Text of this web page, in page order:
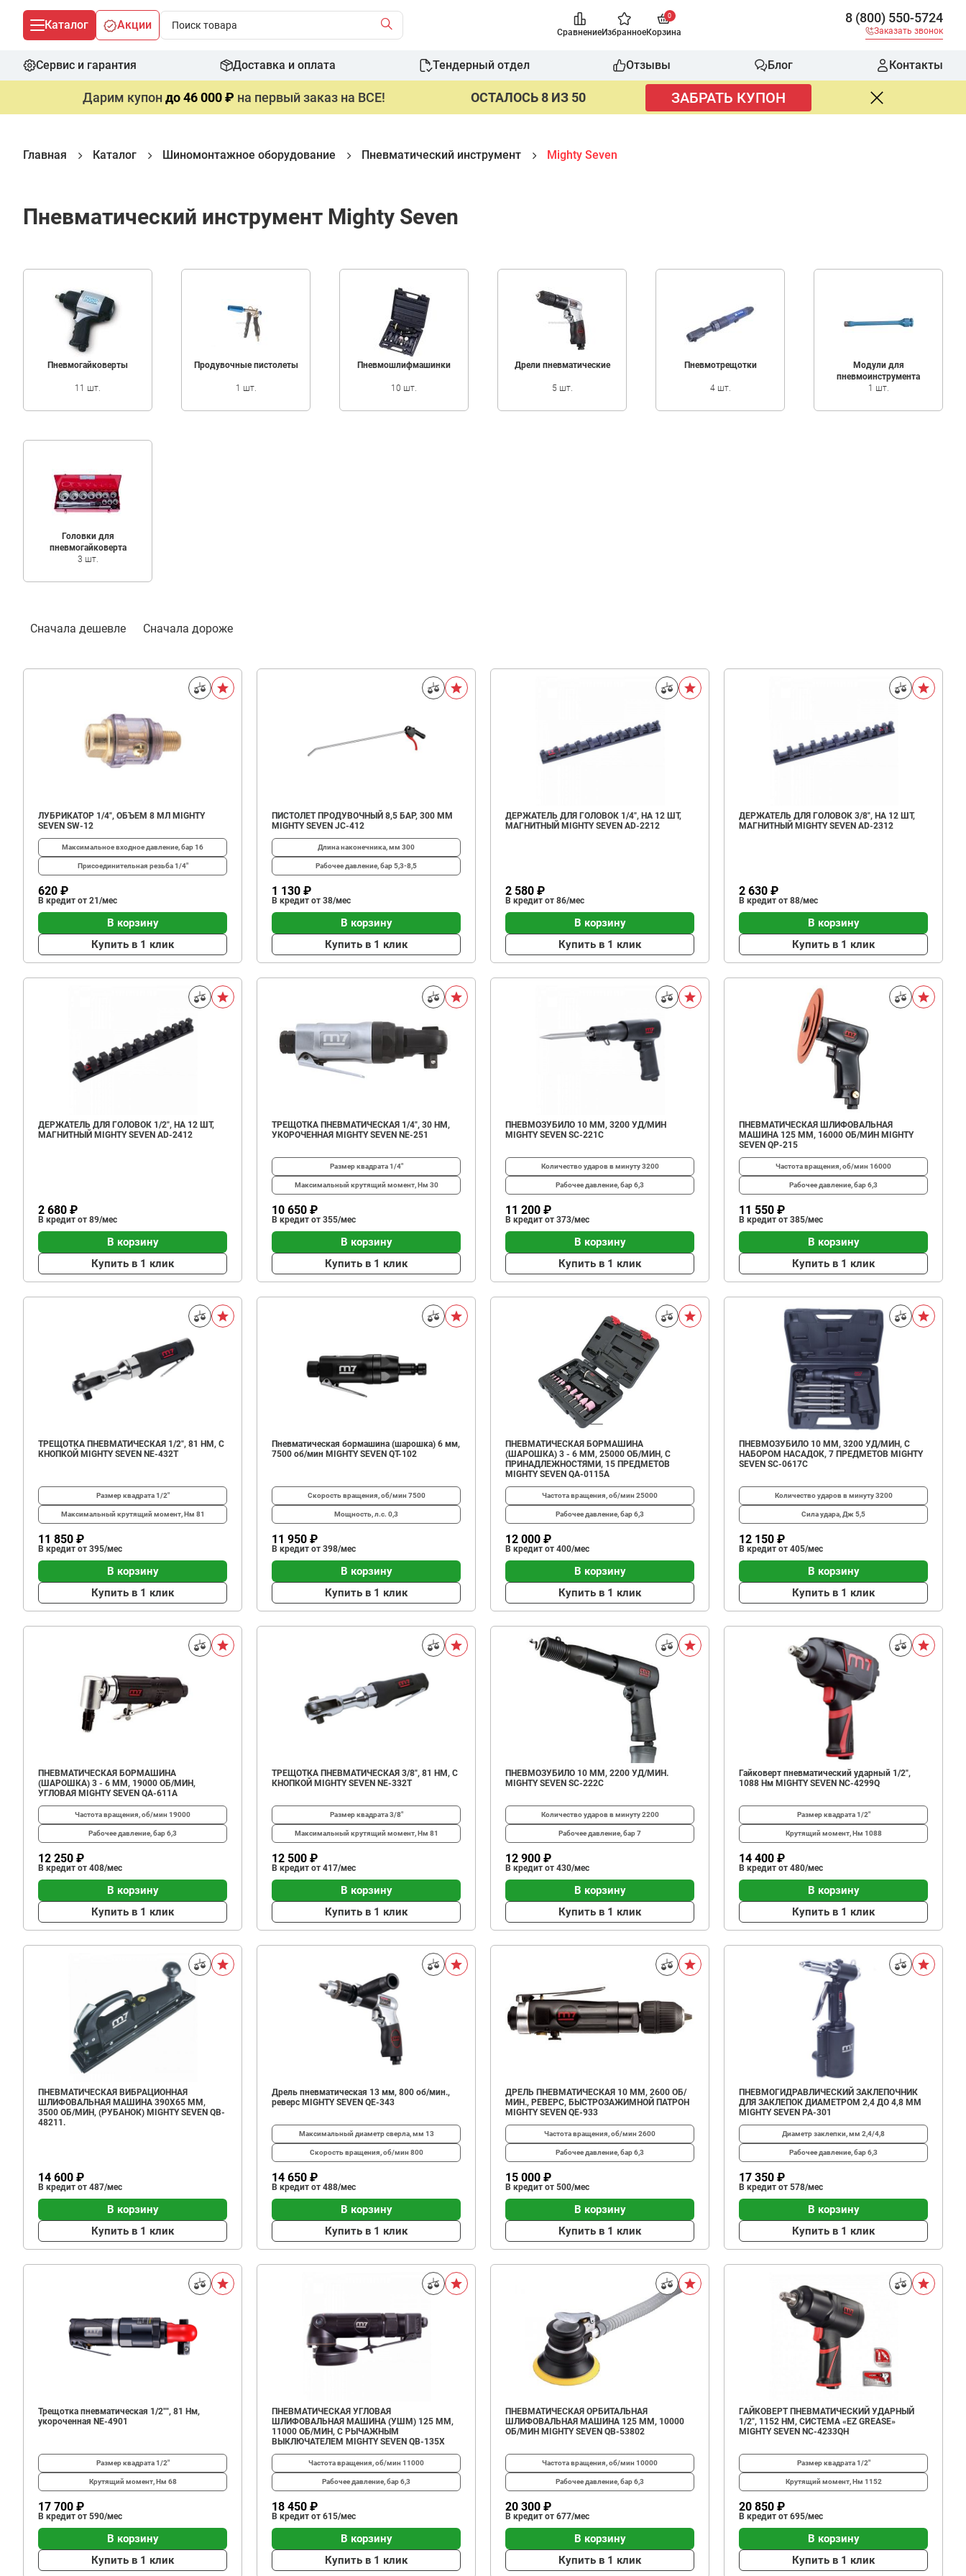
Каталог Акции
СравнениеИзбранное
0
Корзина
8 (800) 550-5724
Заказать звонок
Сервис и гарантия Доставка и оплата Тендерный отдел Отзывы Блог Контакты
Дарим купондо 46 000 ₽ на первый заказ на ВСЕ! ОСТАЛОСЬ 8 ИЗ 50 ЗАБРАТЬ КУПОН
Главная Каталог Шиномонтажное оборудование Пневматический инструмент Mighty Seven
Пневматический инструмент Mighty Seven
Пневмогайковерты
11 шт.
Продувочные пистолеты
1 шт.
Пневмошлифмашинки
10 шт.
Дрели пневматические
5 шт.
Пневмотрещотки
4 шт.
Модули для
пневмоинструмента
1 шт.
Головки для
пневмогайковерта
3 шт.
Сначала дешевле Сначала дороже
Фильтр
ЛУБРИКАТОР 1/4", ОБЪЕМ 8 МЛ MIGHTY
SEVEN SW-12
Максимальное входное давление, бар16
Присоединительная резьба1/4"
620 ₽
В кредит от 21/мес
В корзину
Купить в 1 клик
ПИСТОЛЕТ ПРОДУВОЧНЫЙ 8,5 БАР, 300 ММ
MIGHTY SEVEN JC-412
Длина наконечника, мм 300
Рабочее давление, бар5,3-8,5
1 130 ₽
В кредит от 38/мес
В корзину
Купить в 1 клик
ДЕРЖАТЕЛЬ ДЛЯ ГОЛОВОК 1/4", НА 12 ШТ,
МАГНИТНЫЙ MIGHTY SEVEN AD-2212
2 580 ₽
В кредит от 86/мес
В корзину
Купить в 1 клик
ДЕРЖАТЕЛЬ ДЛЯ ГОЛОВОК 3/8", НА 12 ШТ,
МАГНИТНЫЙ MIGHTY SEVEN AD-2312
2 630 ₽
В кредит от 88/мес
В корзину
Купить в 1 клик
ДЕРЖАТЕЛЬ ДЛЯ ГОЛОВОК 1/2", НА 12 ШТ,
МАГНИТНЫЙ MIGHTY SEVEN AD-2412
2 680 ₽
В кредит от 89/мес
В корзину
Купить в 1 клик
ТРЕЩОТКА ПНЕВМАТИЧЕСКАЯ 1/4", 30 НМ,
УКОРОЧЕННАЯ MIGHTY SEVEN NE-251
Размер квадрата1/4"
Максимальный крутящий момент, Нм 30
10 650 ₽
В кредит от 355/мес
В корзину
Купить в 1 клик
ПНЕВМОЗУБИЛО 10 ММ, 3200 УД/МИН
MIGHTY SEVEN SC-221C
Количество ударов в минуту3200
Рабочее давление, бар6,3
11 200 ₽
В кредит от 373/мес
В корзину
Купить в 1 клик
ПНЕВМАТИЧЕСКАЯ ШЛИФОВАЛЬНАЯ
МАШИНА 125 ММ, 16000 ОБ/МИН MIGHTY
SEVEN QP-215
Частота вращения, об/мин 16000
Рабочее давление, бар6,3
11 550 ₽
В кредит от 385/мес
В корзину
Купить в 1 клик
ТРЕЩОТКА ПНЕВМАТИЧЕСКАЯ 1/2", 81 НМ, С
КНОПКОЙ MIGHTY SEVEN NE-432T
Размер квадрата1/2"
Максимальный крутящий момент, Нм 81
11 850 ₽
В кредит от 395/мес
В корзину
Купить в 1 клик
Пневматическая бормашина (шарошка) 6 мм,
7500 об/мин MIGHTY SEVEN QT-102
Скорость вращения, об/мин 7500
Мощность, л.с. 0,3
11 950 ₽
В кредит от 398/мес
В корзину
Купить в 1 клик
ПНЕВМАТИЧЕСКАЯ БОРМАШИНА
(ШАРОШКА) 3 - 6 ММ, 25000 ОБ/МИН, С
ПРИНАДЛЕЖНОСТЯМИ, 15 ПРЕДМЕТОВ
MIGHTY SEVEN QA-0115A
Частота вращения, об/мин 25000
Рабочее давление, бар6,3
12 000 ₽
В кредит от 400/мес
В корзину
Купить в 1 клик
ПНЕВМОЗУБИЛО 10 ММ, 3200 УД/МИН, С
НАБОРОМ НАСАДОК, 7 ПРЕДМЕТОВ MIGHTY
SEVEN SC-0617C
Количество ударов в минуту3200
Сила удара, Дж 5,5
12 150 ₽
В кредит от 405/мес
В корзину
Купить в 1 клик
ПНЕВМАТИЧЕСКАЯ БОРМАШИНА
(ШАРОШКА) 3 - 6 ММ, 19000 ОБ/МИН,
УГЛОВАЯ MIGHTY SEVEN QA-611A
Частота вращения, об/мин 19000
Рабочее давление, бар6,3
12 250 ₽
В кредит от 408/мес
В корзину
Купить в 1 клик
ТРЕЩОТКА ПНЕВМАТИЧЕСКАЯ 3/8", 81 НМ, С
КНОПКОЙ MIGHTY SEVEN NE-332T
Размер квадрата3/8"
Максимальный крутящий момент, Нм 81
12 500 ₽
В кредит от 417/мес
В корзину
Купить в 1 клик
ПНЕВМОЗУБИЛО 10 ММ, 2200 УД/МИН.
MIGHTY SEVEN SC-222C
Количество ударов в минуту2200
Рабочее давление, бар7
12 900 ₽
В кредит от 430/мес
В корзину
Купить в 1 клик
Гайковерт пневматический ударный 1/2",
1088 Нм MIGHTY SEVEN NC-4299Q
Размер квадрата1/2"
Крутящий момент, Нм 1088
14 400 ₽
В кредит от 480/мес
В корзину
Купить в 1 клик
ПНЕВМАТИЧЕСКАЯ ВИБРАЦИОННАЯ
ШЛИФОВАЛЬНАЯ МАШИНА 390Х65 ММ,
3500 ОБ/МИН, (РУБАНОК) MIGHTY SEVEN QB-
48211.
14 600 ₽
В кредит от 487/мес
В корзину
Купить в 1 клик
Дрель пневматическая 13 мм, 800 об/мин.,
реверс MIGHTY SEVEN QE-343
Максимальный диаметр сверла, мм 13
Скорость вращения, об/мин 800
14 650 ₽
В кредит от 488/мес
В корзину
Купить в 1 клик
ДРЕЛЬ ПНЕВМАТИЧЕСКАЯ 10 ММ, 2600 ОБ/
МИН., РЕВЕРС, БЫСТРОЗАЖИМНОЙ ПАТРОН
MIGHTY SEVEN QE-933
Частота вращения, об/мин 2600
Рабочее давление, бар6,3
15 000 ₽
В кредит от 500/мес
В корзину
Купить в 1 клик
ПНЕВМОГИДРАВЛИЧЕСКИЙ ЗАКЛЕПОЧНИК
ДЛЯ ЗАКЛЕПОК ДИАМЕТРОМ 2,4 ДО 4,8 ММ
MIGHTY SEVEN PA-301
Диаметр заклепки, мм 2,4/4,8
Рабочее давление, бар6,3
17 350 ₽
В кредит от 578/мес
В корзину
Купить в 1 клик
Трещотка пневматическая 1/2"", 81 Нм,
укороченная NE-4901
Размер квадрата1/2"
Крутящий момент, Нм 68
17 700 ₽
В кредит от 590/мес
В корзину
Купить в 1 клик
ПНЕВМАТИЧЕСКАЯ УГЛОВАЯ
ШЛИФОВАЛЬНАЯ МАШИНА (УШМ) 125 ММ,
11000 ОБ/МИН, С РЫЧАЖНЫМ
ВЫКЛЮЧАТЕЛЕМ MIGHTY SEVEN QB-135X
Частота вращения, об/мин 11000
Рабочее давление, бар6,3
18 450 ₽
В кредит от 615/мес
В корзину
Купить в 1 клик
ПНЕВМАТИЧЕСКАЯ ОРБИТАЛЬНАЯ
ШЛИФОВАЛЬНАЯ МАШИНА 125 ММ, 10000
ОБ/МИН MIGHTY SEVEN QB-53802
Частота вращения, об/мин 10000
Рабочее давление, бар6,3
20 300 ₽
В кредит от 677/мес
В корзину
Купить в 1 клик
ГАЙКОВЕРТ ПНЕВМАТИЧЕСКИЙ УДАРНЫЙ
1/2", 1152 НМ, СИСТЕМА «EZ GREASE»
MIGHTY SEVEN NC-4233QH
Размер квадрата1/2"
Крутящий момент, Нм 1152
20 850 ₽
В кредит от 695/мес
В корзину
Купить в 1 клик